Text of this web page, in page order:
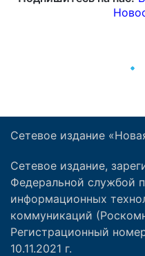
Сетевое издание
Сетевое издание,
Федеральной службой
информационных
коммуникаций
Регистрационный
10.11.2021 г.